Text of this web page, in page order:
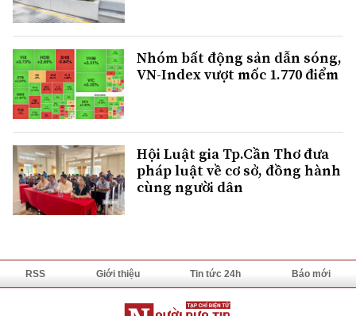
Nhóm bất động sản dẫn sóng,
VN-Index vượt mốc 1.770 điểm
Hội Luật gia Tp.Cần Thơ đưa
pháp luật về cơ sở, đồng hành
cùng người dân
RSS Giới thiệu Tin tức 24h Báo mới